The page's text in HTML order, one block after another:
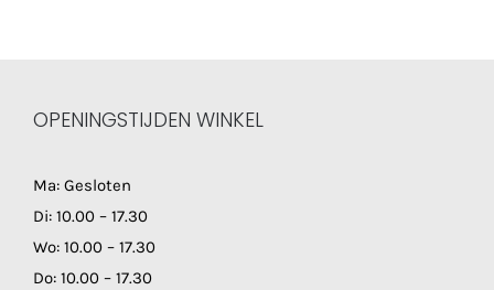
OPENINGSTIJDEN WINKEL
Ma: Gesloten
Di: 10.00 – 17.30
Wo: 10.00 – 17.30
Do: 10.00 – 17.30